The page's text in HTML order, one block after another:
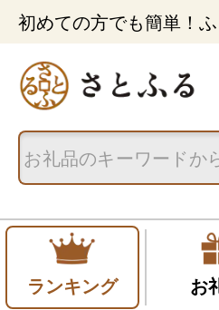
初めての方でも簡単！
ランキング お